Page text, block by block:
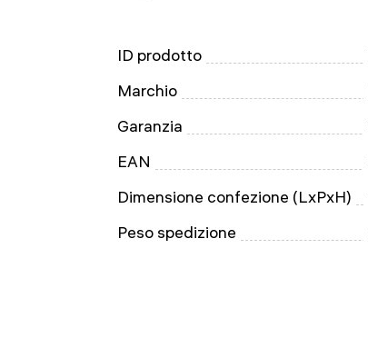
ID prodotto
Marchio
Garanzia
EAN
Dimensione confezione (LxPxH)
Peso spedizione